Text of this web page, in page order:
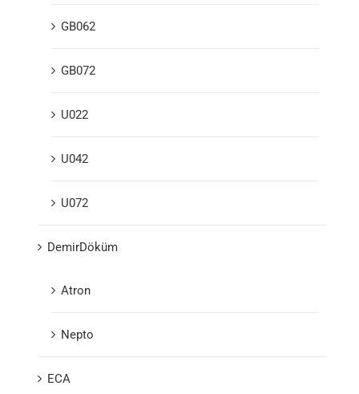
GB062
GB072
U022
U042
U072
DemirDöküm
Atron
Nepto
ECA